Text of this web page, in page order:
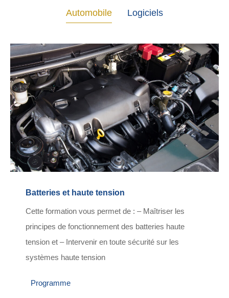
Automobile Logiciels
Batteries et haute tension
Cette formation vous permet de : – Maîtriser les
principes de fonctionnement des batteries haute
tension et – Intervenir en toute sécurité sur les
systèmes haute tension
Programme